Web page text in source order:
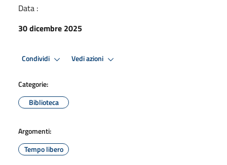
Data :
30 dicembre 2025
Condividi Vedi azioni
Categorie:
Biblioteca
Argomenti:
Tempo libero